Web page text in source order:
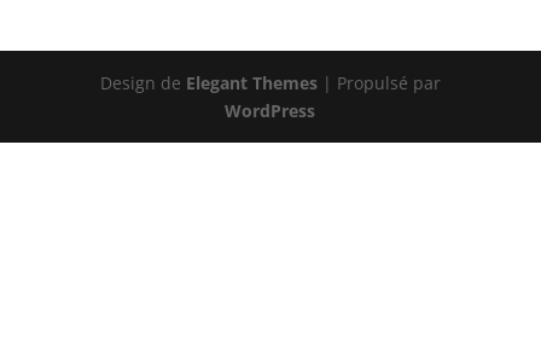
Design de Elegant Themes| Propulsé par
WordPress